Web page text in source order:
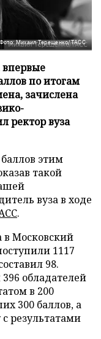
Фото: Михаил Терещенко/ТАСС
по итогам
зачислена
ректор вуза
этим
такой
вуза в ходе
.
в Московский
1117
98.
обладателей
в 200
300 баллов, а
результатами